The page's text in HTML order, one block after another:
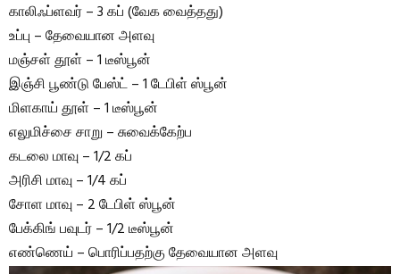
காலிஃப்ளவர் – 3 கப் (வேக வைத்தது)
உப்பு – தேவையான அளவு
மஞ்சள் தூள் – 1 டீஸ்பூன்
இஞ்சி பூண்டு பேஸ்ட் – 1 டேபிள் ஸ்பூன்
மிளகாய் தூள் – 1 டீஸ்பூன்
எலுமிச்சை சாறு – சுவைக்கேற்ப
கடலை மாவு – 1/2 கப்
அரிசி மாவு – 1/4 கப்
சோள மாவு – 2 டேபிள் ஸ்பூன்
பேக்கிங் பவுடர் – 1/2 டீஸ்பூன்
எண்ணெய் – பொரிப்பதற்கு தேவையான அளவு